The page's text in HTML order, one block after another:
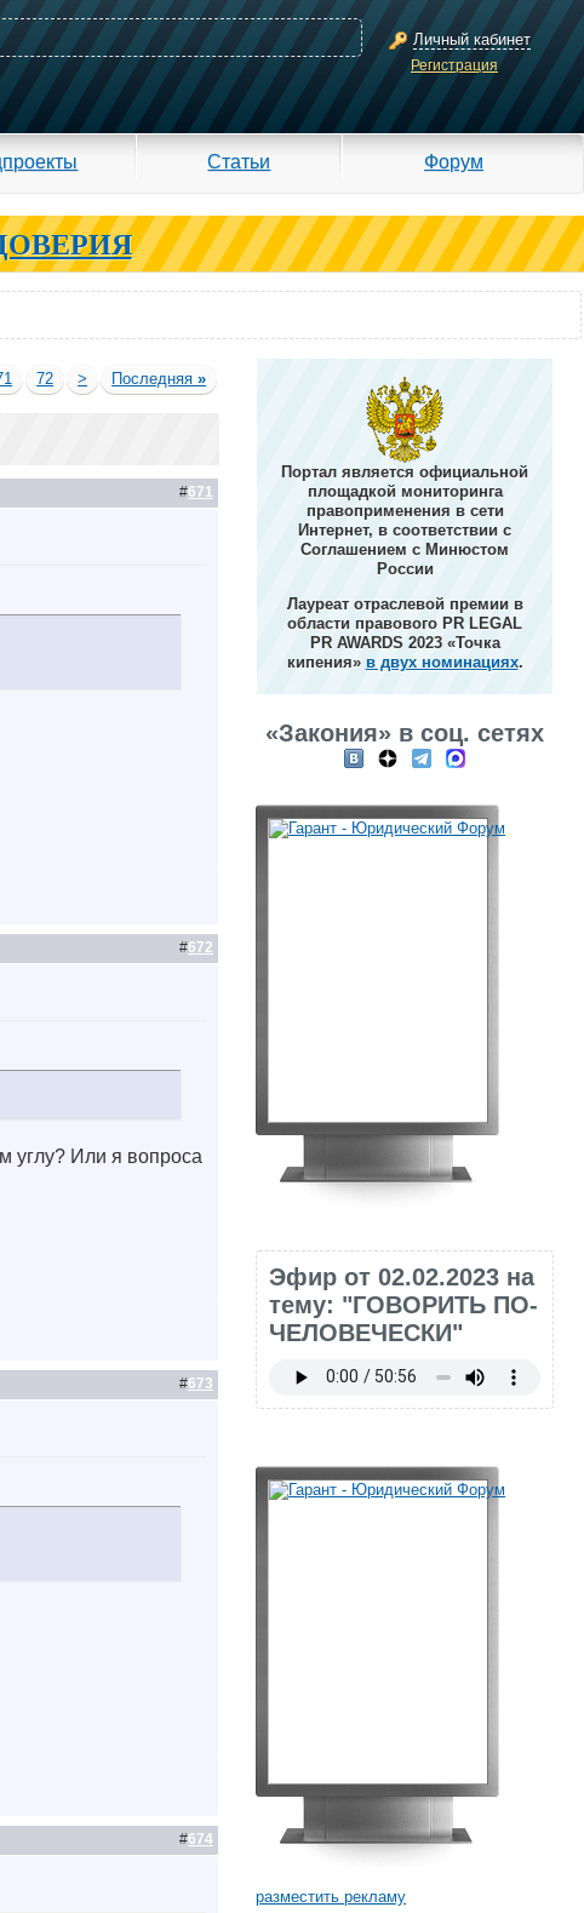
Личный кабинет
Регистрация
Статьи Форум
72 > Последняя»
#671
#672
углу? Или я вопроса
#673
#674
Портал является официальной
площадкой мониторинга
правоприменения в сети
Интернет, в соответствии с
Соглашением с Минюстом
России
Лауреат отраслевой премии в
области правового PR LEGAL
PR AWARDS 2023 «Точка
кипения» в двух номинациях.
«Закония» в соц. сетях
Эфир от 02.02.2023 на
тему: "ГОВОРИТЬ ПО-
ЧЕЛОВЕЧЕСКИ"
разместить рекламу